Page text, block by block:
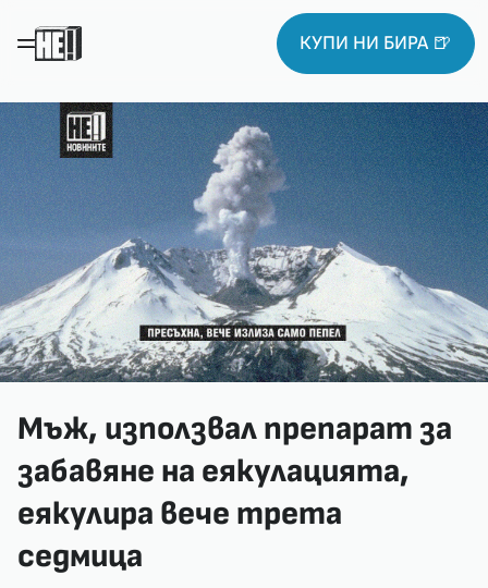
КУПИ НИ БИРА 🍺
Мъж, използвал препарат за
забавяне на еякулацията,
еякулира вече трета
седмица